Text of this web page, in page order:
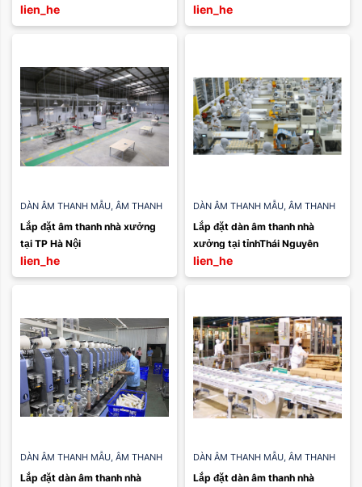
lien_he
Minh
lien_he
DÀN ÂM THANH MẪU, ÂM THANH
NHÀ XƯỞNG
Lắp đặt âm thanh nhà xưởng
tại TP Hà Nội
lien_he
DÀN ÂM THANH MẪU, ÂM THANH
NHÀ XƯỞNG
Lắp đặt dàn âm thanh nhà
xưởng tại tỉnhThái Nguyên
lien_he
DÀN ÂM THANH MẪU, ÂM THANH
NHÀ XƯỞNG
Lắp đặt dàn âm thanh nhà
DÀN ÂM THANH MẪU, ÂM THANH
NHÀ XƯỞNG
Lắp đặt dàn âm thanh nhà